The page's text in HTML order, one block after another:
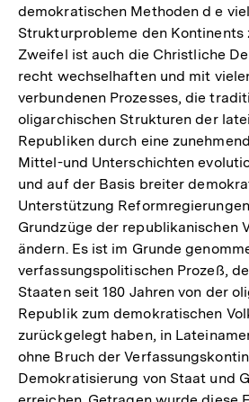
demokratischen Methoden d e
Strukturprobleme den Kontinents
Zweifel ist auch die Christliche
recht wechselhaften und mit
verbundenen Prozesses, die
oligarchischen Strukturen der
Republiken durch eine
Mittel-und Unterschichten
und auf der Basis breiter
Unterstützung
Grundzüge der republikanischen
ändern. Es ist im Grunde
verfassungspolitischen Prozeß,
Staaten seit 180 Jahren von der
Republik zum demokratischen
zurückgelegt haben, in
ohne Bruch der
Demokratisierung von Staat und